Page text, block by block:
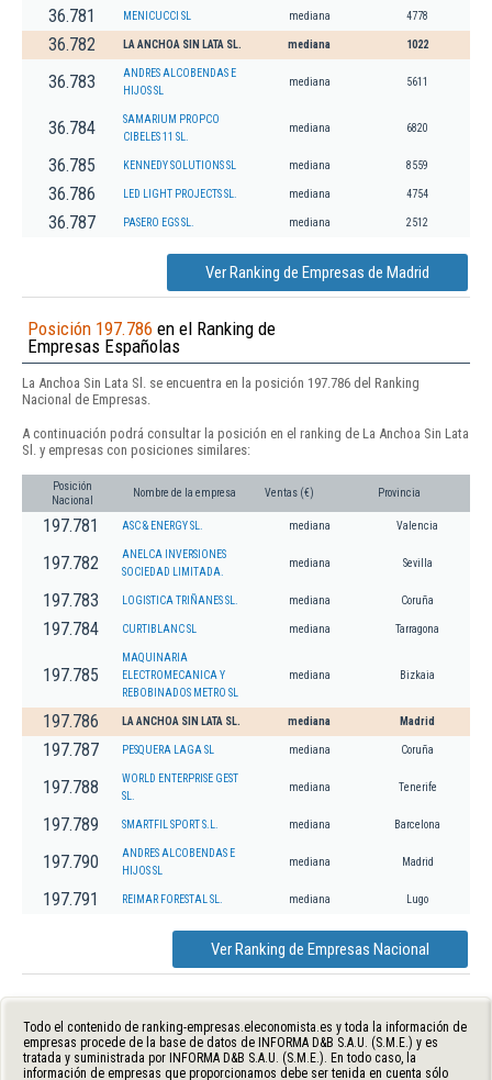
36.781 MENICUCCI SL mediana 4778
36.782 LA ANCHOA SIN LATA SL. mediana 1022
36.783
ANDRES ALCOBENDAS E
HIJOS SL
mediana 5611
36.784
SAMARIUM PROPCO
CIBELES 11 SL.
mediana 6820
36.785 KENNEDY SOLUTIONS SL mediana 8559
36.786 LED LIGHT PROJECTS SL. mediana 4754
36.787 PASERO EGS SL. mediana 2512
Ver Ranking de Empresas de Madrid
Posición 197.786 en el Ranking de
Empresas Españolas
La Anchoa Sin Lata Sl. se encuentra en la posición 197.786 del Ranking
Nacional de Empresas.
A continuación podrá consultar la posición en el ranking de La Anchoa Sin Lata
Sl. y empresas con posiciones similares:
Posición
Nacional
Nombre de la empresa Ventas (€) Provincia
197.781 ASC & ENERGY SL. mediana Valencia
197.782
ANELCA INVERSIONES
SOCIEDAD LIMITADA.
mediana Sevilla
197.783 LOGISTICA TRIÑANES SL. mediana Coruña
197.784 CURTIBLANC SL mediana Tarragona
197.785
MAQUINARIA
ELECTROMECANICA Y
REBOBINADOS METRO SL
mediana Bizkaia
197.786 LA ANCHOA SIN LATA SL. mediana Madrid
197.787 PESQUERA LAGA SL mediana Coruña
197.788
WORLD ENTERPRISE GEST
SL.
mediana Tenerife
197.789 SMARTFIL SPORT S.L. mediana Barcelona
197.790
ANDRES ALCOBENDAS E
HIJOS SL
mediana Madrid
197.791 REIMAR FORESTAL SL. mediana Lugo
Ver Ranking de Empresas Nacional
Todo el contenido de ranking-empresas.eleconomista.es y toda la información de
empresas procede de la base de datos de INFORMA D&B S.A.U. (S.M.E.) y es
tratada y suministrada por INFORMA D&B S.A.U. (S.M.E.). En todo caso, la
información de empresas que proporcionamos debe ser tenida en cuenta sólo